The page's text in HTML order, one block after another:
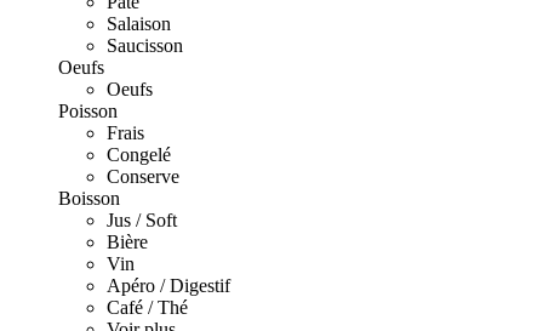
Salaison
Saucisson
Oeufs
Oeufs
Poisson
Frais
Congelé
Conserve
Boisson
Jus / Soft
Bière
Vin
Apéro / Digestif
Café / Thé